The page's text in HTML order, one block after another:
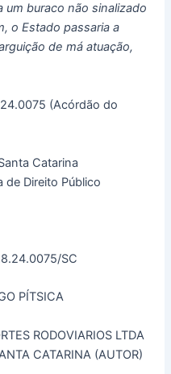
buraco não sinalizado
o Estado passaria a
de má atuação,
(Acórdão do
Catarina
de Direito Público
SC
PÍTSICA
RODOVIARIOS LTDA
CATARINA (AUTOR)